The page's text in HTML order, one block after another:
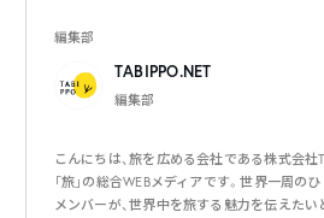
編集部
TABIPPO.NET
編集部
こんにちは、旅を広める会社である株式会社
「旅」の総合WEBメディアです。世界一周の
メンバーが、世界中を旅する魅力を伝えた